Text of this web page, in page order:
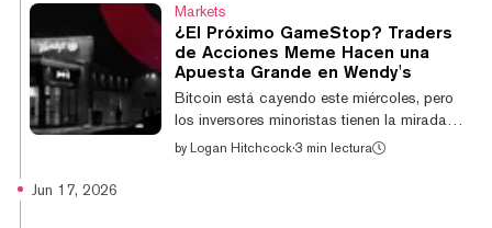
precio promedio de alrededor de $79 y
ahora mantiene un balance con
aproximadamente 7,55 millones de SOL,
valorados actualmente en cerca de $579
millones, con Solana cotizando justo por
Markets
¿El Próximo GameStop? Traders
de Acciones Meme Hacen una
Apuesta Grande en Wendy's
Bitcoin está cayendo este miércoles, pero
los inversores minoristas tienen la mirada
puesta en un activo de riesgo diferente,
by Logan Hitchcock·3 min lectura
Jun 17, 2026